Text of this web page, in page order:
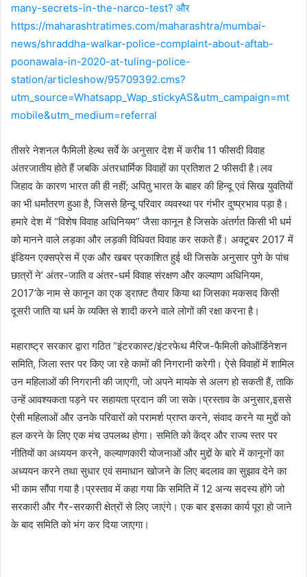
many-secrets-in-the-narco-test? और
https://maharashtratimes.com/maharashtra/mumbai-
news/shraddha-walkar-police-complaint-about-aftab-
poonawala-in-2020-at-tuling-police-
station/articleshow/95709392.cms?
utm_source=Whatsapp_Wap_stickyAS&utm_campaign=mt
mobile&utm_medium=referral
तीसरे नेशनल फैमिली हेल्थ सर्वे के अनुसार देश में करीब 11 फीसदी विवाह
अंतरजातीय होते हैं जबकि अंतरधार्मिक विवाहों का प्रतिशत 2 फीसदी है।ल‍व
जिहाद के कारण भारत की ही नहीं; अपितु भारत के बाहर की हिन्दू एवं सिख युवतियों
का भी धर्मांतरण हुआ है, जिससे हिन्दू परिवार व्यवस्था पर गंभीर दुष्प्रभाव पड़ा है।
हमारे देश में “विशेष विवाह अधिनियम” जैसा कानून है जिसके अंतर्गत किसी भी धर्म
को मानने वाले लड़का और लड़की विधिवत विवाह कर सकते हैं। अक्टूबर 2017 में
इंडियन एक्सप्रेस में एक और खबर प्रकाशित हुई थी जिसके अनुसार पुणे के पांच
छात्रों ने’ अंतर-जाति व अंतर-धर्म विवाह संरक्षण और कल्याण अधिनियम,
2017’के नाम से कानून का एक ड्राफ़्ट तैयार किया था जिसका मकसद किसी
दूसरी जाति या धर्म के व्यक्ति से शादी करने वाले लोगों की रक्षा करना है।
महाराष्ट्र सरकार द्वारा गठित “इंटरकास्ट/इंटरफेथ मैरिज-फैमिली कोऑर्डिनेशन
समिति, जिला स्तर पर किए जा रहे कामों की निगरानी करेगी। ऐसे विवाहों में शामिल
उन महिलाओं की निगरानी की जाएगी, जो अपने मायके से अलग हो सकती हैं, ताकि
उन्हें आवश्यकता पड़ने पर सहायता प्रदान की जा सके।प्रस्ताव के अनुसार,इससे
ऐसी महिलाओं और उनके परिवारों को परामर्श प्राप्त करने, संवाद करने या मुद्दों को
हल करने के लिए एक मंच उपलब्ध होगा। समिति को केंद्र और राज्य स्तर पर
नीतियों का अध्ययन करने, कल्याणकारी योजनाओं और मुद्दों के बारे में कानूनों का
अध्ययन करने तथा सुधार एवं समाधान खोजने के लिए बदलाव का सुझाव देने का
भी काम सौंपा गया है।प्रस्ताव में कहा गया कि समिति में 12 अन्य सदस्य होंगे जो
सरकारी और गैर-सरकारी क्षेत्रों से लिए जाएंगे। एक बार इसका कार्य पूरा हो जाने
के बाद समिति को भंग कर दिया जाएगा।